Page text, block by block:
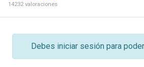
14232 valoraciones
Debes iniciar sesión para